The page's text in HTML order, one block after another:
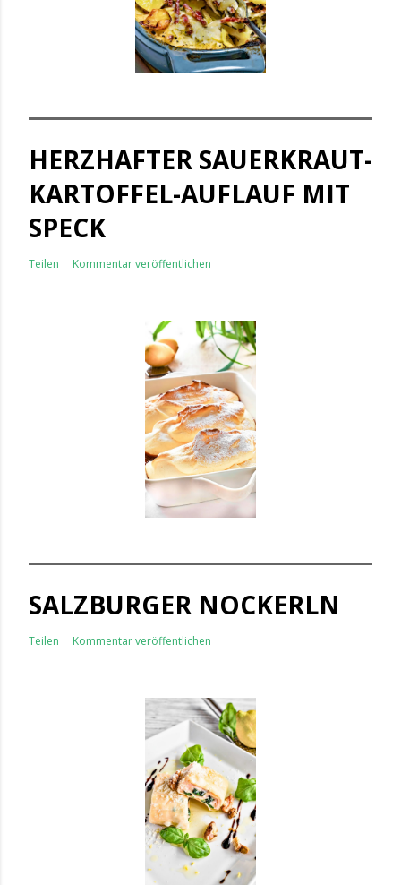
HERZHAFTER SAUERKRAUT-
KARTOFFEL-AUFLAUF MIT
SPECK
Teilen Kommentar veröffentlichen
SALZBURGER NOCKERLN
Teilen Kommentar veröffentlichen